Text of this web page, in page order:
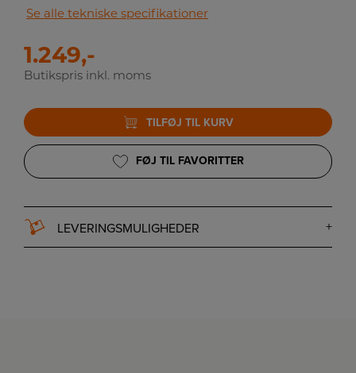
Se alle tekniske specifikationer
1.249,-
Butikspris inkl. moms
TILFØJ TIL KURV
FØJ TIL FAVORITTER
LEVERINGSMULIGHEDER